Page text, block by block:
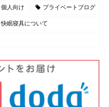
個人向け プライベートブログ
快眠寝具について